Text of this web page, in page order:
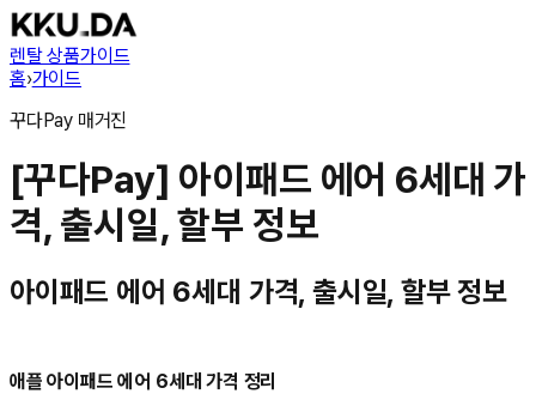
렌탈 상품가이드
홈›가이드
꾸다Pay 매거진
[꾸다Pay] 아이패드 에어 6세대 가
격, 출시일, 할부 정보
아이패드 에어 6세대 가격, 출시일, 할부 정보
애플 아이패드 에어 6세대 가격 정리